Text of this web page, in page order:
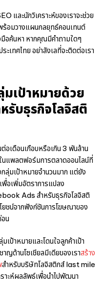
และนักวิเคราะห์ของเราจะช่วย
อมวางแผนกลยุทธ์คอนเทนต์
อค้นหา หากคุณมีคำถามใดๆ
ะเทศไทย อย่าลังเลที่จะติดต่อเรา
เป้าหมายด้วย
บธุรกิจโลจิสติ
เดือนเกือบหรือเกิน 3 พันล้าน
แพลตฟอร์มการตลาดออนไลน์ที่
ลุ่มเป้าหมายจำนวนมาก แต่ยัง
พื่อเพิ่มอัตราการแปลง
Ads สำหรับธุรกิจโลจิสติ
ยชน์จากฟังก์ชันการโฆษณาของ
น
ป้าหมายและโดนใจลูกค้าเป้า
ญด้านโซเชียลมีเดียของเราสร้าง
สำหรับบริษัทโลจิสติกส์ last mile
าะห์ผลลัพธ์เพื่อนำไปพัฒนา